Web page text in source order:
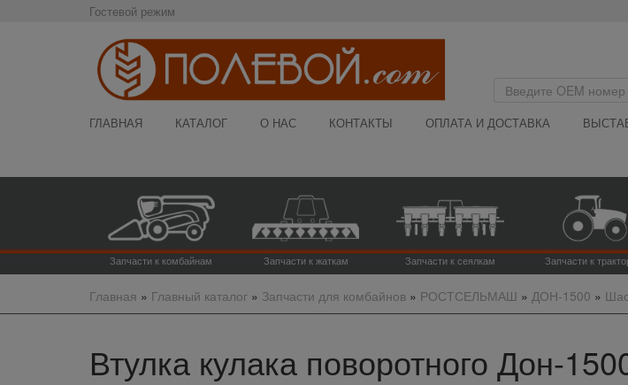
Гостевой режим
ГЛАВНАЯ КАТАЛОГ О НАС КОНТАКТЫ ОПЛАТА И ДОСТАВКА
Запчасти к комбайнам Запчасти к жаткам Запчасти к сеялкам Запчасти к
Главная » Главный каталог» Запчасти для комбайнов» РОСТСЕЛЬМАШ » ДОН-1500 »
Втулка кулака поворотного Дон-